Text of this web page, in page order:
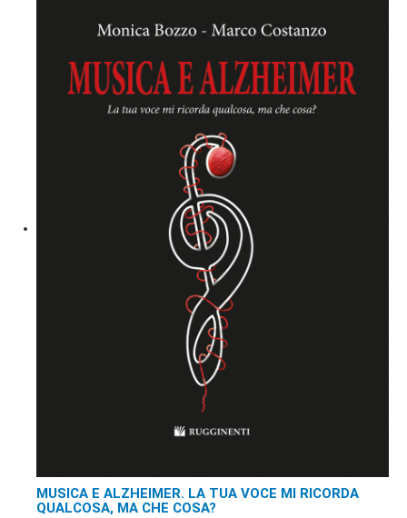
MUSICA E ALZHEIMER. LA TUA VOCE MI RICORDA
QUALCOSA, MA CHE COSA?